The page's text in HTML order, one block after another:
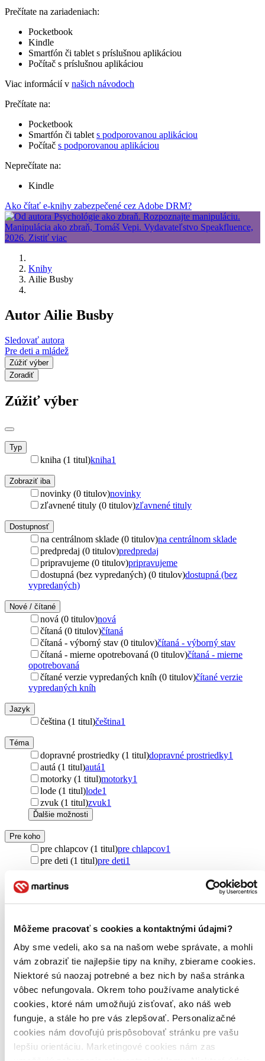
Môžeme pracovať s cookies a kontaktnými údajmi?
Aby sme vedeli, ako sa na našom webe správate, a mohli
vám zobraziť tie najlepšie tipy na knihy, zbierame cookies.
Niektoré sú naozaj potrebné a bez nich by naša stránka
vôbec nefungovala. Okrem toho používame analytické
cookies, ktoré nám umožňujú zisťovať, ako náš web
funguje, a stále ho pre vás zlepšovať. Personalizačné
cookies nám dovoľujú prispôsobovať stránku pre vašu
lepšiu orientáciu. Marketingové cookies nám zas
Prečítate na zariadeniach:
Pocketbook
Kindle
Smartfón či tablet s príslušnou aplikáciou
Počítač s príslušnou aplikáciou
Viac informácií v našich návodoch
Prečítate na:
Pocketbook
Smartfón či tablet s podporovanou aplikáciou
Počítač s podporovanou aplikáciou
Neprečítate na:
Kindle
Ako čítať e-knihy zabezpečené cez Adobe DRM?
Knihy
Ailie Busby
Autor Ailie Busby
Sledovať autora
Pre deti a mládež
Zúžiť výber
Zoradiť
Zúžiť výber
Typ
kniha (1 titul)kniha1
Zobraziť iba
novinky (0 titulov)novinky
zľavnené tituly (0 titulov)zľavnené tituly
Dostupnosť
na centrálnom sklade (0 titulov)na centrálnom sklade
predpredaj (0 titulov)predpredaj
pripravujeme (0 titulov)pripravujeme
dostupná (bez vypredaných) (0 titulov)dostupná (bez
vypredaných)
Nové / čítané
nová (0 titulov)nová
čítaná (0 titulov)čítaná
čítaná - výborný stav (0 titulov)čítaná - výborný stav
čítaná - mierne opotrebovaná (0 titulov)čítaná - mierne
opotrebovaná
čítané verzie vypredaných kníh (0 titulov)čítané verzie
vypredaných kníh
Jazyk
čeština (1 titul)čeština1
Téma
dopravné prostriedky (1 titul)dopravné prostriedky1
autá (1 titul)autá1
motorky (1 titul)motorky1
lode (1 titul)lode1
zvuk (1 titul)zvuk1
Ďalšie možnosti
Pre koho
pre chlapcov (1 titul)pre chlapcov1
pre deti (1 titul)pre deti1
Vydavateľstvo
leporelo (1 titul) leporelo1
Zúžiť výber
Zoradiť
Bestsellery
Top hodnotené
Novinky